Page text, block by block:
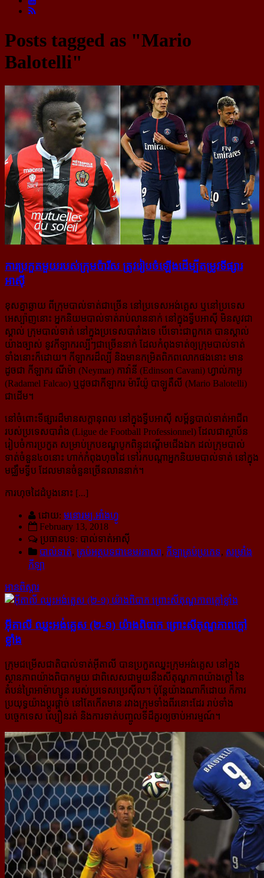
Posts tagged as "Mario
Balotelli"
ការ​ប្រកួត​មួយ​របស់​ក្រុម​ប៉ារីស ត្រូវ​រៀបចំ​ឡើង​​ដើម្បី​តម្រូវ​ទីផ្សារ​
អាស៊ី
ខុសគ្នាឆ្ងាយ ពីក្រុមបាល់ទាត់ជាច្រើន នៅប្រទេសអង់គ្លេស ឬនៅប្រទេស
អេស្ប៉ាញនោះ អ្នកនិយមបាល់ទាត់រាប់លាននាក់ នៅក្នុងទ្វីបអាស៊ី មិនសូវជា
ស្គាល់ ក្រុមបាល់ទាត់ នៅក្នុងប្រទេសបារាំងទេ បើទោះជាពួកគេ បានស្គាល់
យ៉ាងច្បាស់ នូវកីឡាករល្បីៗជាច្រើននាក់ ដែលកំពុងទាត់ឲ្យក្រុមបាល់ទាត់
ទាំងនោះក៏ដោយ។ កីឡាករដ៏ល្បី និងមានកម្រិតពិភពលោកផងនោះ មាន
ដូចជា កីឡាករ ណីម៉ា (Neymar) កាវ៉ានី (Edinson Cavani) ហ្វាល់កាអូ
(Radamel Falcao) ឬដូចជាកីឡាករ ម៉ារីយ៉ូ បាឡូតឺលី (Mario Balotelli)
ជាដើម។
នៅចំពោះទីផ្សារដ៏មានសក្ដានុពល នៅក្នុងទ្វីបអាស៊ី សម្ព័ន្ធបាល់ទាត់អាជីព
របស់ប្រទេសបារាំង (Ligue de Football Professionnel) ដែលជាស្ថាប័ន
រៀបចំការប្រកួត សម្រាប់ក្របខណ្ឌបូកពិន្ទុដណ្ដើមជើងឯក ដល់ក្រុមបាល់
ទាត់ចំនួន៤០នោះ ហាក់កំពុងហុចដៃ ទៅរកបណ្ដាអ្នកនិយមបាល់ទាត់ នៅក្នុង
មជ្ឈឹមទ្វីប ដែលមានចំនួនច្រើនលាននាក់។
ការហុចដៃដំបូងនោះ [...]
ដោយ: មនោរម្យ.អាំងហ្វូ
February 13, 2018
ប្រធានបទ: បាល់ទាត់អាស៊ី
បាល់ទាត់, គ្រប់អត្ថបទជាខេមរភាសា, កីឡាគ្រប់ប្រភេទ, សម្រាំង
កីឡា
អានពិស្ដារ
អ៊ីតាលី ឈ្នះ​អង់គ្លេស (២-១) យ៉ាង​ពិបាក ព្រោះ​សីតុណ្ហភាព​ក្ដៅ​
ខ្លាំង
ក្រុមជម្រើសជាតិបាល់ទាត់អ៊ីតាលី បានប្រកួតឈ្នះក្រុមអង់គ្លេស នៅក្នុង
ស្ថានភាពយ៉ាងពិបាកមួយ ជាពិសេសជា​មួយ​នឹង​សីតុណ្ហភាពយ៉ាងក្ដៅ នៃ
តំបន់ព្រៃអាម៉ាហ្សូន របស់ប្រទេសប្រេស៊ីល។ ប៉ុន្តែយ៉ាងណាក៏ដោយ ក៏ការ
ប្រយុទ្ធ​យ៉ាងប្ដូរផ្ដាច់ នៅតែកើតមាន រវាងក្រុមទាំងពីរនោះដែរ រាប់ទាំង
បច្ចេកទេស ល្បឿនរត់ និងការទាត់បញ្ចូលទីដ៏គួរឲ្យ​ចាប់អារម្មណ៍។